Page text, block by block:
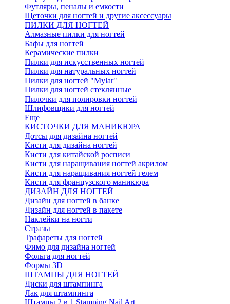
Футляры, пеналы и емкости
Щеточки для ногтей и другие аксессуары
ПИЛКИ ДЛЯ НОГТЕЙ
Алмазные пилки для ногтей
Бафы для ногтей
Керамические пилки
Пилки для искусственных ногтей
Пилки для натуральных ногтей
Пилки для ногтей "Mylar"
Пилки для ногтей стеклянные
Пилочки для полировки ногтей
Шлифовщики для ногтей
Еще
КИСТОЧКИ ДЛЯ МАНИКЮРА
Дотсы для дизайна ногтей
Кисти для дизайна ногтей
Кисти для китайской росписи
Кисти для наращивания ногтей акрилом
Кисти для наращивания ногтей гелем
Кисти для французского маникюра
ДИЗАЙН ДЛЯ НОГТЕЙ
Дизайн для ногтей в банке
Дизайн для ногтей в пакете
Наклейки на ногти
Стразы
Трафареты для ногтей
Фимо для дизайна ногтей
Фольга для ногтей
Формы 3D
ШТАМПЫ ДЛЯ НОГТЕЙ
Диски для штампинга
Лак для штампинга
Штампы 2 в 1 Stamping Nail Art